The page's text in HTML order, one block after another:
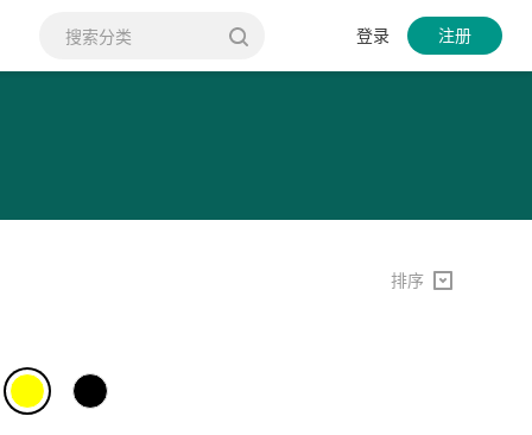
登录 注册
排序